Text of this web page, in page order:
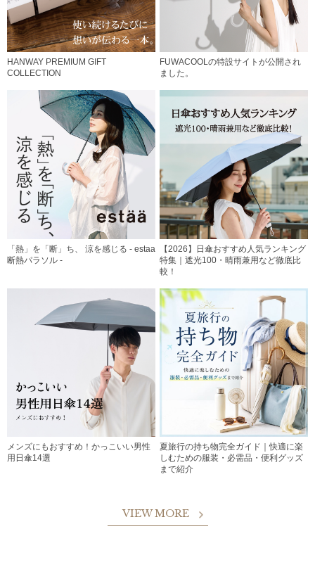
HANWAY PREMIUM GIFT
COLLECTION
FUWACOOLの特設サイトが公開され
ました。
「熱」を「断」ち、 涼を感じる - estaa
断熱パラソル -
【2026】日傘おすすめ人気ランキング
特集｜遮光100・晴雨兼用など徹底比
較！
メンズにもおすすめ！かっこいい男性
用日傘14選
夏旅行の持ち物完全ガイド｜快適に楽
しむための服装・必需品・便利グッズ
まで紹介
VIEW MORE